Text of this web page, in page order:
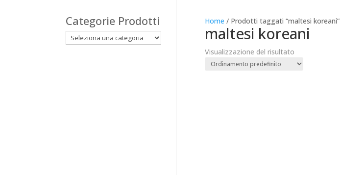
Home / Prodotti taggati “maltesi koreani”
maltesi koreani
Visualizzazione del risultato
Categorie Prodotti